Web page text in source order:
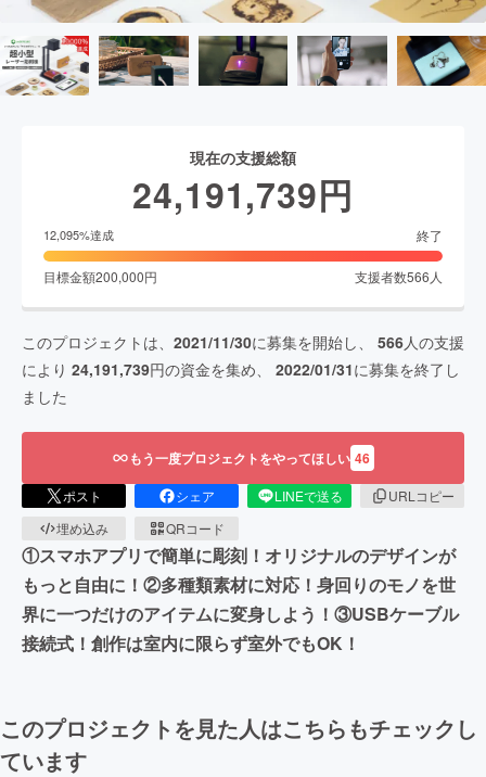
現在の支援総額
24,191,739円
12,095%達成 終了
目標金額200,000円 支援者数566 人
このプロジェクトは、 2021/11/30に募集を開始し、 566人の支援
により 24,191,739円の資金を集め、 2022/01/31に募集を終了し
ました
もう一度プロジェクトをやってほしい 46
ポスト シェア LINEで送る
URLコピー
埋め込み
QRコード
①スマホアプリで簡単に彫刻！オリジナルのデザインが
もっと自由に！②多種類素材に対応！身回りのモノを世
界に一つだけのアイテムに変身しよう！③USBケーブル
接続式！創作は室内に限らず室外でもOK！
このプロジェクトを見た人はこちらもチェックし
ています